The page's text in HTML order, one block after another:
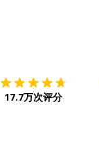
17.7万次评分